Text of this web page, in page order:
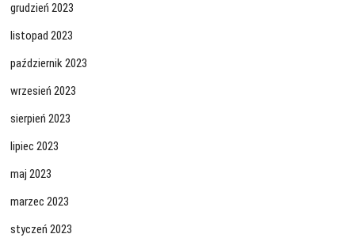
grudzień 2023
listopad 2023
październik 2023
wrzesień 2023
sierpień 2023
lipiec 2023
maj 2023
marzec 2023
styczeń 2023